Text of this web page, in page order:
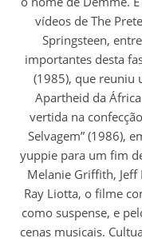
vídeos de The
Springsteen,
importantes desta
(1985), que reuniu
Apartheid da
vertida na
Selvagem” (1986),
yuppie para um fim
Melanie Griffith,
Ray Liotta, o filme
como suspense, e
cenas musicais.